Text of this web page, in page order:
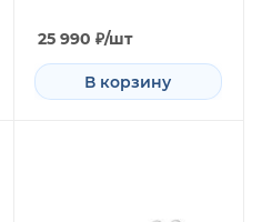
25 990 ₽/шт
В корзину